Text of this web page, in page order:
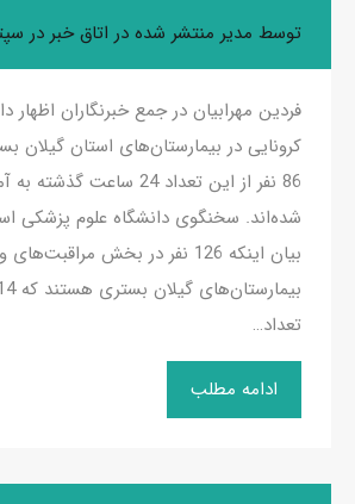
توسط مدیر منتشر شده در اتاق خبر در
کرونایی در بیمارستان‌های استان گیلان
86 نفر از این تعداد 24 ساعت
شده‌اند. سخنگوی دانشگاه علوم پزشکی
بیان اینکه 126 نفر در بخش
تعداد…
ادامه مطلب